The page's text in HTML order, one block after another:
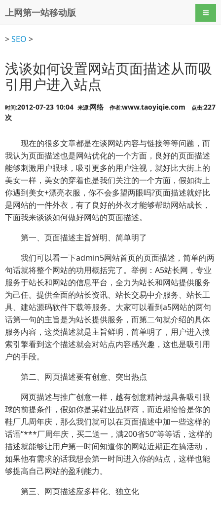
上网第一站移动版 导航
>SEO >
浅谈如何设置网站页面描述从而吸
引用户进入站点
时间:2012-07-23 10:04 来源:网络 作者:www.taoyiqie.com 点击:227
次
现在的很多文章都是在谈网站内容与链接等等问题，而
我认为页面描述也是网站优化的一个方面，良好的页面描述
能够刺激用户眼球，吸引更多的用户注视，就好比大街上的
美女一样，美女的穿着也是我们关注的一个方面，假如街上
你遇到美女+漂亮衣服，你不会多望两眼吗?页面描述就好比
是网站的一件外衣，有了良好的外衣才能够帮助网站成长，
下面我来谈谈如何做好网站的页面描述。
第一、页面描述主旨鲜明、简单明了
我们可以看一下admin5网站首页的页面描述，简单的两
句话就将整个网站的功用概括完了。举例：A5站长网，专业
服务于站长和网站的信息平台，全力为站长和网站提供服务
为己任。提供全面的站长资讯、站长交易中介服务、站长工
具、建站源码软件下载等服务。大家可以看到a5网站的两句
话第一句的主旨是为站长提供服务，而第二句就介绍的具体
服务内容，这类描述就是主旨鲜明，简单明了，用户进入搜
索引擎看到这个描述就会对站点内容感兴趣，这也是吸引用
户的手段。
第二、网页描述要有创意、突出热点
网页描述与推广创意一样，越有创意精神越具备吸引眼
球的前提条件，假如你是某鞋业品牌商，而近期恰恰是你的
鞋厂几周年庆，那么我们就可以在页面描述中加一些这样的
话语“***厂周年庆，买二送一，满200省50”等等话，这样的
描述就能够让用户第一时间知道你的网站近期正在搞活动，
如果他有需求的话我想会第一时间进入你的站点，这样也能
够提高自己网站的盈利能力。
第三、网页描述应多样化、独立化